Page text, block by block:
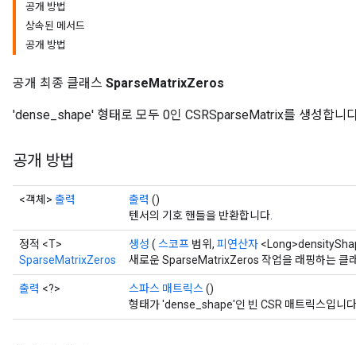
공개 방법
상속된 메서드
공개 방법
공개 최종 클래스 SparseMatrixZeros
'dense_shape' 형태로 모두 0인 CSRSparseMatrix를 생성합니
공개 방법
<객체> 출력 출력 ()
텐서의 기호 핸들을 반환합니다.
정적 <T>
SparseMatrixZeros
생성 ( 스코프 범위, 피연산자
새로운 SparseMatrixZeros 작업을 래핑하는 클
출력 <?> 스파스 매트릭스()
형태가 'dense_shape'인 빈 CSR 매트릭스입니